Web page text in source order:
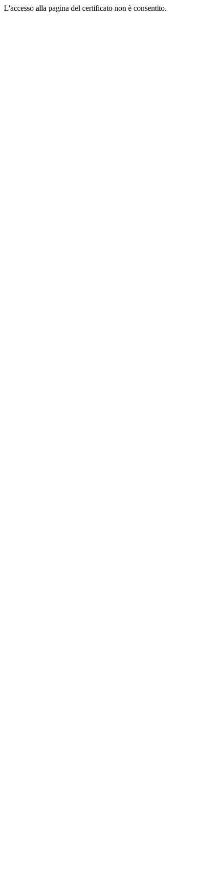
L'accesso alla pagina del certificato non è consentito.